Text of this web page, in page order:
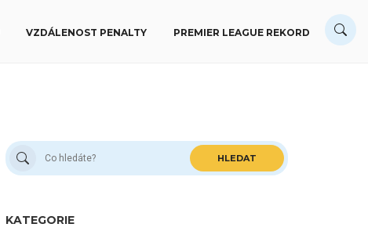
VZDÁLENOST PENALTY PREMIER LEAGUE REKORD
HLEDAT
KATEGORIE